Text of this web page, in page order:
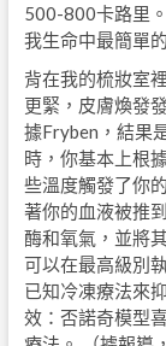
500-800卡路里
我生命中最簡單
背在我的梳妝室
更緊，皮膚煥發
據Fryben，結果
時，你基本上根
些溫度觸發了你
著你的血液被推
酶和氧氣，並將
可以在最高級別
已知冷凍療法來
效：否諾奇模型